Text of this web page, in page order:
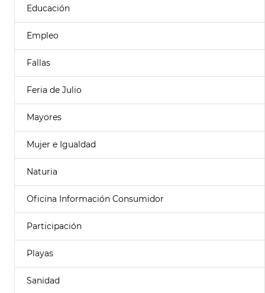
Educación
Empleo
Fallas
Feria de Julio
Mayores
Mujer e Igualdad
Naturia
Oficina Información Consumidor
Participación
Playas
Sanidad